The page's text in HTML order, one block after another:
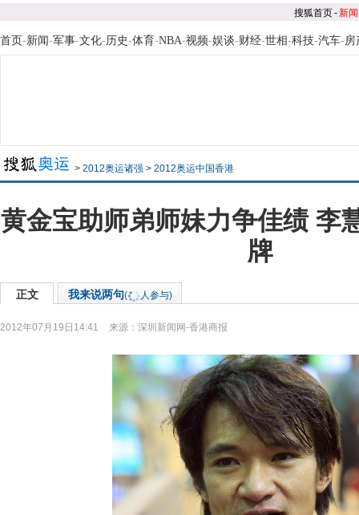
搜狐首页-新闻
首页-新闻-军事-文化-历史-体育-NBA-视频-娱谈-财经-世相-科技-汽车-房
> 2012奥运诸强 > 2012奥运中国香港
黄金宝助师弟师妹力争佳绩 李
牌
正文 我来说两句( 人参与)
2012年07月19日14:41 来源： 深圳新闻网-香港商报